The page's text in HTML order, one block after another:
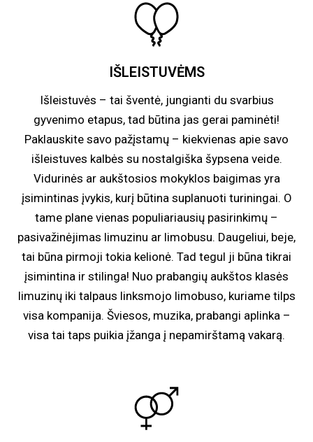
IŠLEISTUVĖMS
Išleistuvės – tai šventė, jungianti du svarbius
gyvenimo etapus, tad būtina jas gerai paminėti!
Paklauskite savo pažįstamų – kiekvienas apie savo
išleistuves kalbės su nostalgiška šypsena veide.
Vidurinės ar aukštosios mokyklos baigimas yra
įsimintinas įvykis, kurį būtina suplanuoti turiningai. O
tame plane vienas populiariausių pasirinkimų –
pasivažinėjimas limuzinu ar limobusu. Daugeliui, beje,
tai būna pirmoji tokia kelionė. Tad tegul ji būna tikrai
įsimintina ir stilinga! Nuo prabangių aukštos klasės
limuzinų iki talpaus linksmojo limobuso, kuriame tilps
visa kompanija. Šviesos, muzika, prabangi aplinka –
visa tai taps puikia įžanga į nepamirštamą vakarą.